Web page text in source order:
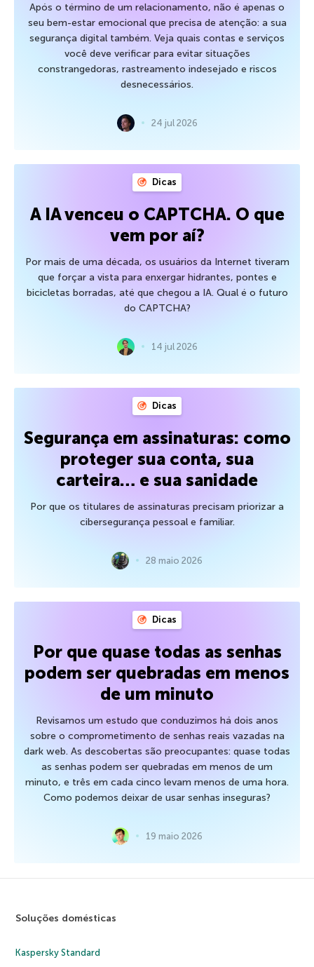
Após o término de um relacionamento, não é apenas o
seu bem-estar emocional que precisa de atenção: a sua
segurança digital também. Veja quais contas e serviços
você deve verificar para evitar situações
constrangedoras, rastreamento indesejado e riscos
desnecessários.
24 jul 2026
Dicas
A IA venceu o CAPTCHA. O que
vem por aí?
Por mais de uma década, os usuários da Internet tiveram
que forçar a vista para enxergar hidrantes, pontes e
bicicletas borradas, até que chegou a IA. Qual é o futuro
do CAPTCHA?
14 jul 2026
Dicas
Segurança em assinaturas: como
proteger sua conta, sua
carteira… e sua sanidade
Por que os titulares de assinaturas precisam priorizar a
cibersegurança pessoal e familiar.
28 maio 2026
Dicas
Por que quase todas as senhas
podem ser quebradas em menos
de um minuto
Revisamos um estudo que conduzimos há dois anos
sobre o comprometimento de senhas reais vazadas na
dark web. As descobertas são preocupantes: quase todas
as senhas podem ser quebradas em menos de um
minuto, e três em cada cinco levam menos de uma hora.
Como podemos deixar de usar senhas inseguras?
19 maio 2026
Soluções domésticas
Kaspersky Standard